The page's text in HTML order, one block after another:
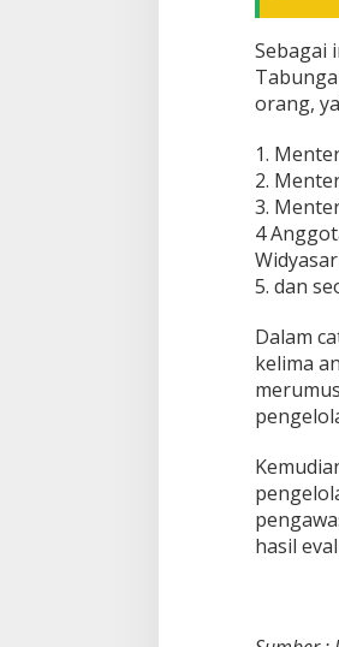
Sebagai
orang,
1.
2.
3.
4
5. dan
Dalam
kelima
hasil